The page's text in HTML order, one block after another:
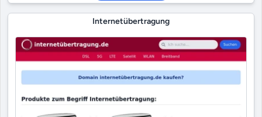
Internetübertragung